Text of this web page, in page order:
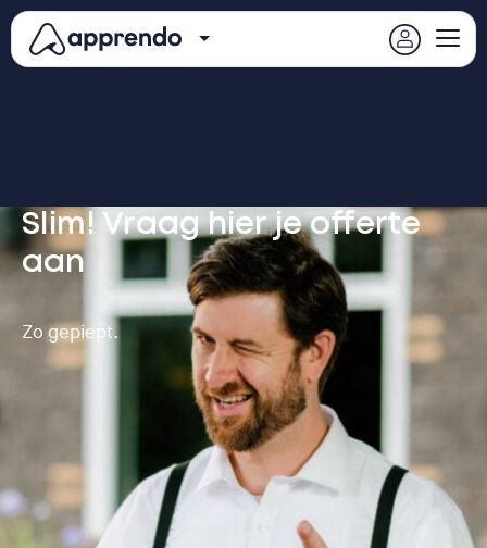
Slim! Vraag hier je offerte
aan
Zo gepiept.